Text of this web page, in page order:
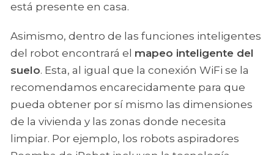
está presente en casa.
Asimismo, dentro de las funciones inteligentes
del robot encontrará el mapeo inteligente del
suelo. Esta, al igual que la conexión WiFi se la
recomendamos encarecidamente para que
pueda obtener por sí mismo las dimensiones
de la vivienda y las zonas donde necesita
limpiar. Por ejemplo, los robots aspiradores